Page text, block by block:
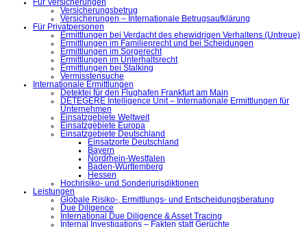
Für Versicherungen
Versicherungsbetrug
Versicherungen – Internationale Betrugsaufklärung
Für Privatpersonen
Ermittlungen bei Verdacht des ehewidrigen Verhaltens (Untreue)
Ermittlungen im Familienrecht und bei Scheidungen
Ermittlungen im Sorgerecht
Ermittlungen im Unterhaltsrecht
Ermittlungen bei Stalking
Vermisstensuche
Internationale Ermittlungen
Detektei für den Flughafen Frankfurt am Main
DETEGERE Intelligence Unit – Internationale Ermittlungen für
Unternehmen
Einsatzgebiete Weltweit
Einsatzgebiete Europa
Einsatzgebiete Deutschland
Einsatzorte Deutschland
Bayern
Nordrhein-Westfalen
Baden-Württemberg
Hessen
Hochrisiko- und Sonderjurisdiktionen
Leistungen
Globale Risiko-, Ermittlungs- und Entscheidungsberatung
Due Diligence
International Due Diligence & Asset Tracing
Internal Investigations – Fakten statt Gerüchte